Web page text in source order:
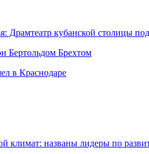
Драмтеатр кубанской столицы
Бертольдом Брехтом
в Краснодаре
климат: названы лидеры по